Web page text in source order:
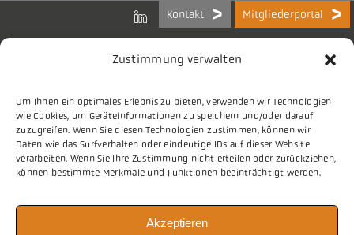
Zustimmung verwalten
Um Ihnen ein optimales Erlebnis zu bieten, verwenden wir Technologien
wie Cookies, um Geräteinformationen zu speichern und/oder darauf
zuzugreifen. Wenn Sie diesen Technologien zustimmen, können wir
Daten wie das Surfverhalten oder eindeutige IDs auf dieser Website
verarbeiten. Wenn Sie Ihre Zustimmung nicht erteilen oder zurückziehen,
können bestimmte Merkmale und Funktionen beeinträchtigt werden.
Akzeptieren
Kontakt Mitgliederportal
Bundes-Arbeitsgemeinschaft
der Kommunalen IT-Dienstleister e.V.
Charlottenstraße 65
10117 Berlin
Tel.030 2063 156 0
info@vitako.de